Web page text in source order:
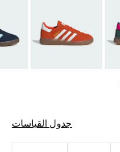
جدول القياسات